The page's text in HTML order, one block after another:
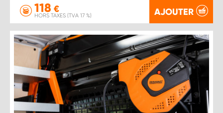
118 €
HORS TAXES (TVA 17 %) AJOUTER